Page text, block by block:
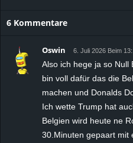
6 Kommentare
Oswin 6. Juli 2026 Beim
Also ich hege ja so Null
bin voll dafür das die
machen und Donalds
Ich wette Trump hat
Belgien wird heute ne
30.Minuten gepaart mit